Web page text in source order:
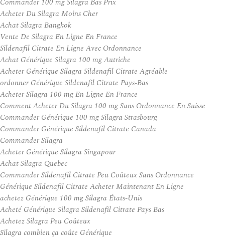
Acheter Du Silagra Moins Cher
Achat Silagra Bangkok
Vente De Silagra En Ligne En France
Sildenafil Citrate En Ligne Avec Ordonnance
Achat Générique Silagra 100 mg Autriche
Acheter Générique Silagra Sildenafil Citrate Agréable
ordonner Générique Sildenafil Citrate Pays-Bas
Acheter Silagra 100 mg En Ligne En France
Comment Acheter Du Silagra 100 mg Sans Ordonnance En Suisse
Commander Générique 100 mg Silagra Strasbourg
Commander Générique Sildenafil Citrate Canada
Commander Silagra
Acheter Générique Silagra Singapour
Achat Silagra Quebec
Commander Sildenafil Citrate Peu Coûteux Sans Ordonnance
Générique Sildenafil Citrate Acheter Maintenant En Ligne
achetez Générique 100 mg Silagra États-Unis
Acheté Générique Silagra Sildenafil Citrate Pays Bas
Achetez Silagra Peu Coûteux
Silagra combien ça coûte Générique